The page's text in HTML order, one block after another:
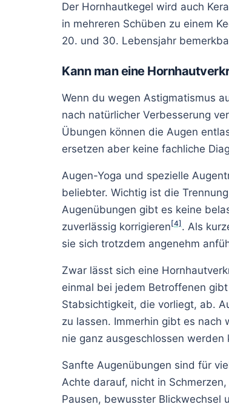
Der Hornhautkegel wird auch
in mehreren Schüben zu einem
20. und 30. Lebensjahr
Kann man eine
Wenn du wegen Astigmatismus
nach natürlicher Verbesserung
Übungen können die Augen
ersetzen aber keine fachliche
Augen-Yoga und spezielle
beliebter. Wichtig ist die
Augenübungen gibt es keine
zuverlässig korrigieren [4] . Als
sie sich trotzdem angenehm
Zwar lässt sich eine
einmal bei jedem Betroffenen
Stabsichtigkeit, die vorliegt, ab.
zu lassen. Immerhin gibt es nach
nie ganz ausgeschlossen werden
Sanfte Augenübungen sind für
Achte darauf, nicht in
Pausen, bewusster Blickwechsel